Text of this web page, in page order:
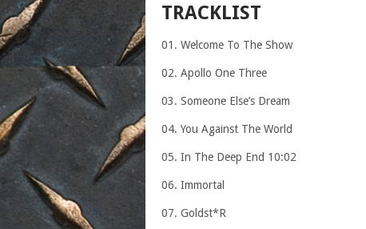
TRACKLIST
01. Welcome To The Show
02. Apollo One Three
03. Someone Else’s Dream
04. You Against The World
05. In The Deep End 10:02
06. Immortal
07. Goldst*R